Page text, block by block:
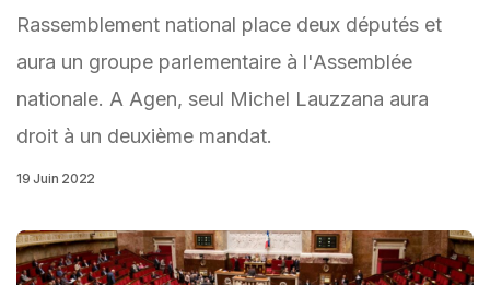
Rassemblement national place deux députés et
aura un groupe parlementaire à l'Assemblée
nationale. A Agen, seul Michel Lauzzana aura
droit à un deuxième mandat.
19 Juin 2022